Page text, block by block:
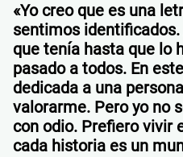
«Yo creo que es una
sentimos
que tenía hasta que lo
pasado a todos. En
dedicada a una
valorarme. Pero yo no
con odio. Prefiero vivir
cada historia es un